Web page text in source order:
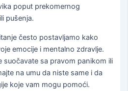
poput prekomernog
pušenja.
često postavljamo kako
emocije i mentalno zdravlje.
suočavate sa pravom panikom ili
na umu da niste same i da
koje vam mogu pomoći.